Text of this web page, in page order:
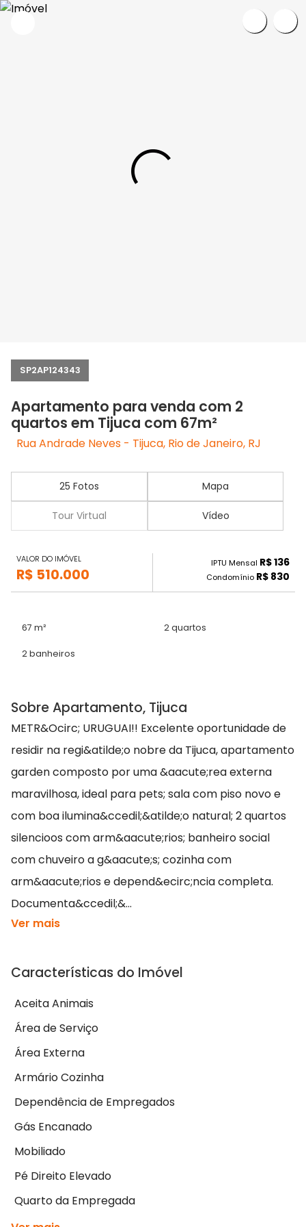
SP2AP124343
Apartamento para venda com 2
quartos em Tijuca com 67m²
Rua Andrade Neves - Tijuca, Rio de Janeiro, RJ
25 Fotos Mapa
Tour Virtual Vídeo
VALOR DO IMÓVEL
R$ 510.000
IPTU Mensal R$ 136
Condomínio R$ 830
67 m² 2 quartos
2 banheiros
Sobre Apartamento, Tijuca
METR&Ocirc; URUGUAI!! Excelente oportunidade de
residir na regi&atilde;o nobre da Tijuca, apartamento
garden composto por uma &aacute;rea externa
maravilhosa, ideal para pets; sala com piso novo e
com boa ilumina&ccedil;&atilde;o natural; 2 quartos
silencioos com arm&aacute;rios; banheiro social
com chuveiro a g&aacute;s; cozinha com
arm&aacute;rios e depend&ecirc;ncia completa.
Documenta&ccedil;&...
Ver mais
Características do Imóvel
Aceita Animais
Área de Serviço
Área Externa
Armário Cozinha
Dependência de Empregados
Gás Encanado
Mobiliado
Pé Direito Elevado
Quarto da Empregada